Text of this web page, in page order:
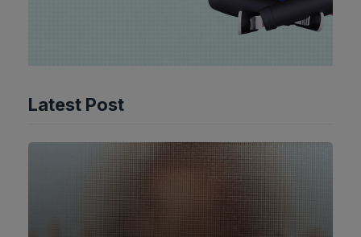
Latest Post